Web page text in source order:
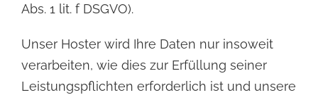
Abs. 1 lit. f DSGVO).
Unser Hoster wird Ihre Daten nur insoweit
verarbeiten, wie dies zur Erfüllung seiner
Leistungspflichten erforderlich ist und unsere